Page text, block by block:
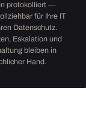
protokolliert —
für Ihre IT
Datenschutz.
Eskalation und
bleiben in
Hand.